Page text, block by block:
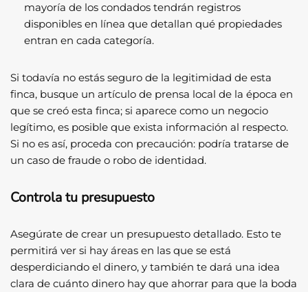
mayoría de los condados tendrán registros
disponibles en línea que detallan qué propiedades
entran en cada categoría.
Si todavía no estás seguro de la legitimidad de esta
finca, busque un artículo de prensa local de la época en
que se creó esta finca; si aparece como un negocio
legítimo, es posible que exista información al respecto.
Si no es así, proceda con precaución: podría tratarse de
un caso de fraude o robo de identidad.
Controla tu presupuesto
Asegúrate de crear un presupuesto detallado. Esto te
permitirá ver si hay áreas en las que se está
desperdiciando el dinero, y también te dará una idea
clara de cuánto dinero hay que ahorrar para que la boda